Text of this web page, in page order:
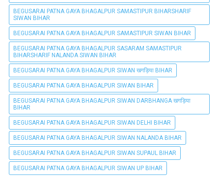
BEGUSARAI PATNA GAYA BHAGALPUR SAMASTIPUR BIHARSHARIF
SIWAN BIHAR
BEGUSARAI PATNA GAYA BHAGALPUR SAMASTIPUR SIWAN BIHAR
BEGUSARAI PATNA GAYA BHAGALPUR SASARAM SAMASTIPUR
BIHARSHARIF NALANDA SIWAN BIHAR
BEGUSARAI PATNA GAYA BHAGALPUR SIWAN खगड़िया BIHAR
BEGUSARAI PATNA GAYA BHAGALPUR SIWAN BIHAR
BEGUSARAI PATNA GAYA BHAGALPUR SIWAN DARBHANGA खगड़िया
BIHAR
BEGUSARAI PATNA GAYA BHAGALPUR SIWAN DELHI BIHAR
BEGUSARAI PATNA GAYA BHAGALPUR SIWAN NALANDA BIHAR
BEGUSARAI PATNA GAYA BHAGALPUR SIWAN SUPAUL BIHAR
BEGUSARAI PATNA GAYA BHAGALPUR SIWAN UP BIHAR